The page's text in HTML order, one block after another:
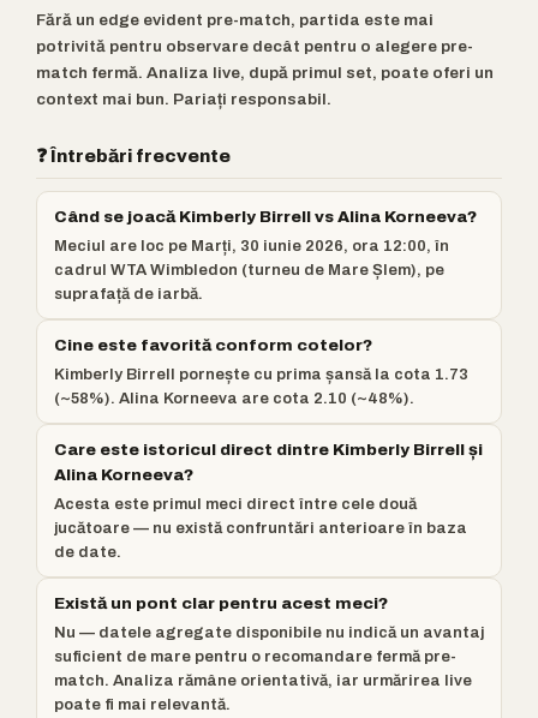
Fără un edge evident pre-match, partida este mai
potrivită pentru observare decât pentru o alegere pre-
match fermă. Analiza live, după primul set, poate oferi un
context mai bun. Pariați responsabil.
❓ Întrebări frecvente
Când se joacă Kimberly Birrell vs Alina Korneeva?
Meciul are loc pe Marți, 30 iunie 2026, ora 12:00, în
cadrul WTA Wimbledon (turneu de Mare Șlem), pe
suprafață de iarbă.
Cine este favorită conform cotelor?
Kimberly Birrell pornește cu prima șansă la cota 1.73
(~58%). Alina Korneeva are cota 2.10 (~48%).
Care este istoricul direct dintre Kimberly Birrell și
Alina Korneeva?
Acesta este primul meci direct între cele două
jucătoare — nu există confruntări anterioare în baza
de date.
Există un pont clar pentru acest meci?
Nu — datele agregate disponibile nu indică un avantaj
suficient de mare pentru o recomandare fermă pre-
match. Analiza rămâne orientativă, iar urmărirea live
poate fi mai relevantă.